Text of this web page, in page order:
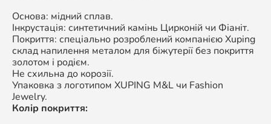
Основа: мідний сплав.
Інкрустація: синтетичний камінь Цирконій чи Фіаніт.
Покриття: спеціально розроблений компанією Xuping
склад напилення металом для біжутерії без покриття
золотом і родієм.
Не схильна до корозії.
Упаковка з логотипом XUPING M&L чи Fashion
Jewelry.
Колір покриття: